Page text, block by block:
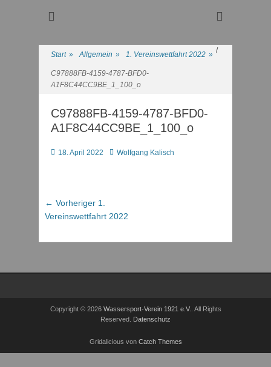
Wassersport-Verein
Regattasport und Wasserwandern - Freizeit mit der ganzen
Start » Allgemein » /
1. Vereinswettfahrt 2022 »
C97888FB-4159-4787-BFD0-
A1F8C44CC9BE_1_100_o
C97888FB-4159-4787-BFD0-
A1F8C44CC9BE_1_100_o
Posted
18. April 2022 Autor
Wolfgang Kalisch
Beitragsnavigation
← Vorheriger Vorheriger
Beitrag:
1.
Vereinswettfahrt 2022
Copyright © 2026 Wassersport-Verein 1921 e.V. . All Rights
Reserved. Datenschutz
Gridalicious von Catch Themes